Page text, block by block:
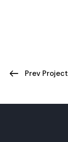
Prev Project